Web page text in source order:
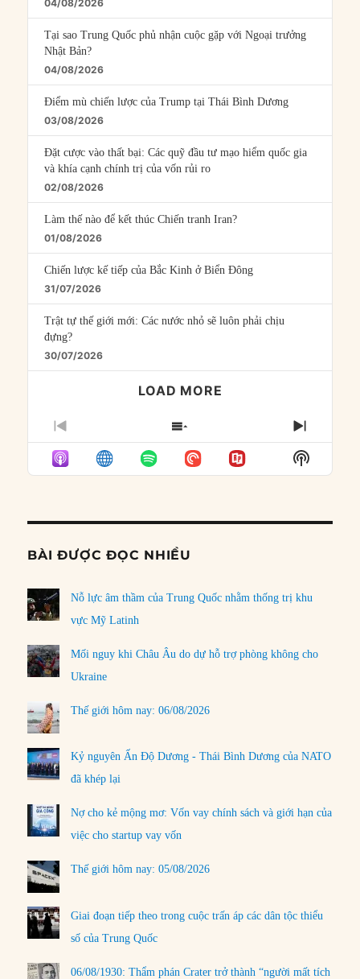
04/08/2026
Tại sao Trung Quốc phủ nhận cuộc gặp với Ngoại trưởng
Nhật Bản?
04/08/2026
Điểm mù chiến lược của Trump tại Thái Bình Dương
03/08/2026
Đặt cược vào thất bại: Các quỹ đầu tư mạo hiểm quốc gia
và khía cạnh chính trị của vốn rủi ro
02/08/2026
Làm thế nào để kết thúc Chiến tranh Iran?
01/08/2026
Chiến lược kế tiếp của Bắc Kinh ở Biển Đông
31/07/2026
Trật tự thế giới mới: Các nước nhỏ sẽ luôn phải chịu
đựng?
30/07/2026
LOAD MORE
PREVIOUS
EPISODE
SHOW
EPISODES
LIST
NEXT
Show
Podcast
BÀI ĐƯỢC ĐỌC NHIỀU
Nỗ lực âm thầm của Trung Quốc nhằm thống trị khu
vực Mỹ Latinh
Mối nguy khi Châu Âu do dự hỗ trợ phòng không cho
Ukraine
Thế giới hôm nay: 06/08/2026
Kỷ nguyên Ấn Độ Dương - Thái Bình Dương của NATO
đã khép lại
Nợ cho kẻ mộng mơ: Vốn vay chính sách và giới hạn của
việc cho startup vay vốn
Thế giới hôm nay: 05/08/2026
Giai đoạn tiếp theo trong cuộc trấn áp các dân tộc thiểu
số của Trung Quốc
06/08/1930: Thẩm phán Crater trở thành “người mất tích